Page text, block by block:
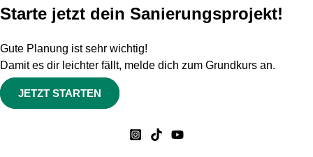
Starte jetzt dein Sanierungsprojekt!
Gute Planung ist sehr wichtig!
Damit es dir leichter fällt, melde dich zum Grundkurs an.
JETZT STARTEN